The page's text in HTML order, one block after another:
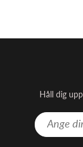
Håll dig